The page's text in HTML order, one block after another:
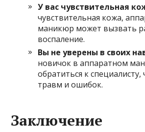
У вас чувствительная
чувствительная кожа,
маникюр может вызвать
воспаление.
Вы не уверены в своих
новичок в аппаратном
обратиться к
травм и ошибок.
Заключение